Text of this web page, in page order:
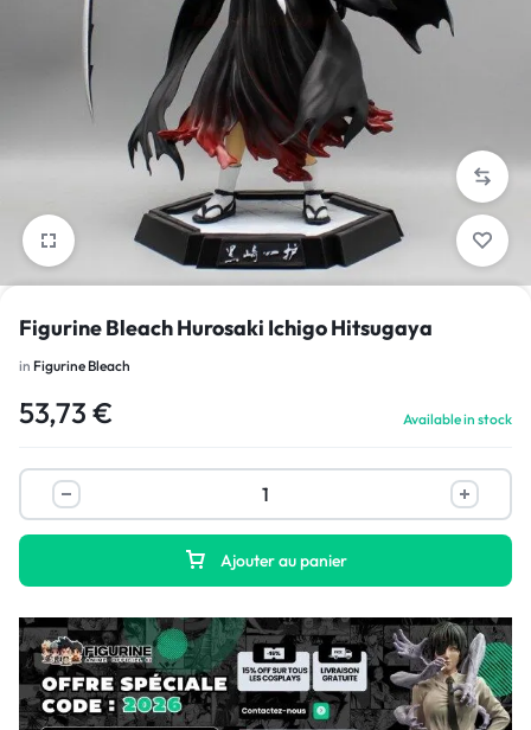
1/6
Figurine Bleach Hurosaki Ichigo Hitsugaya
in Figurine Bleach
53,73 € Available in stock
Ajouter au panier